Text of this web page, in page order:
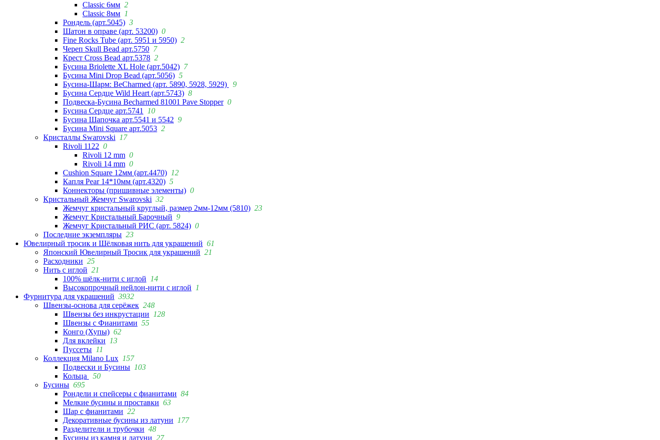
Classic 6мм 2
Classic 8мм 1
Рондель (арт.5045) 3
Шатон в оправе (арт. 53200) 0
Fine Rocks Tube (арт. 5951 и 5950) 2
Череп Skull Bead арт.5750 7
Крест Cross Bead арт.5378 2
Бусина Briolette XL Hole (арт.5042) 7
Бусина Mini Drop Bead (арт.5056) 5
Бусина-Шарм: BeCharmed (арт. 5890, 5928, 5929)
9
Бусина Сердце Wild Heart (арт.5743) 8
Подвеска-Бусина Becharmed 81001 Pave Stopper 0
Бусина Сердце арт.5741
10
Бусина Шапочка арт.5541 и 5542 9
Бусина Mini Square арт.5053 2
Кристаллы Swarovski
17
Rivoli 1122 0
Rivoli 12 mm 0
Rivoli 14 mm 0
Cushion Square 12мм (арт.4470) 12
Капля Pear 14*10мм (арт.4320) 5
Коннекторы (пришивные элементы) 0
Кристальный Жемчуг Swarovski 32
Жемчуг кристальный круглый, размер 2мм-12мм (5810) 23
Жемчуг Кристальный Барочный 9
Жемчуг Кристальный РИС (арт. 5824) 0
Последние экземпляры 23
Ювелирный тросик и Шёлковая нить для украшений 61
Японский Ювелирный Тросик для украшений 21
Расходники 25
Нить с иглой 21
100% шёлк-нити с иглой
14
Высокопрочный нейлон-нити с иглой
1
Фурнитура для украшений 3932
Швензы-основа для серёжек 248
Швензы без инкрустации
128
Швензы с Фианитами 55
Конго (Хупы) 62
Для вклейки
13
Пуссеты 11
Коллекция Milano Lux 157
Подвески и Бусины 103
Кольца
50
Бусины 695
Рондели и спейсеры с фианитами 84
Мелкие бусины и проставки 63
Шар с фианитами 22
Декоративные бусины из латуни
177
Разделители и трубочки 48
Бусины из камня и латуни 27